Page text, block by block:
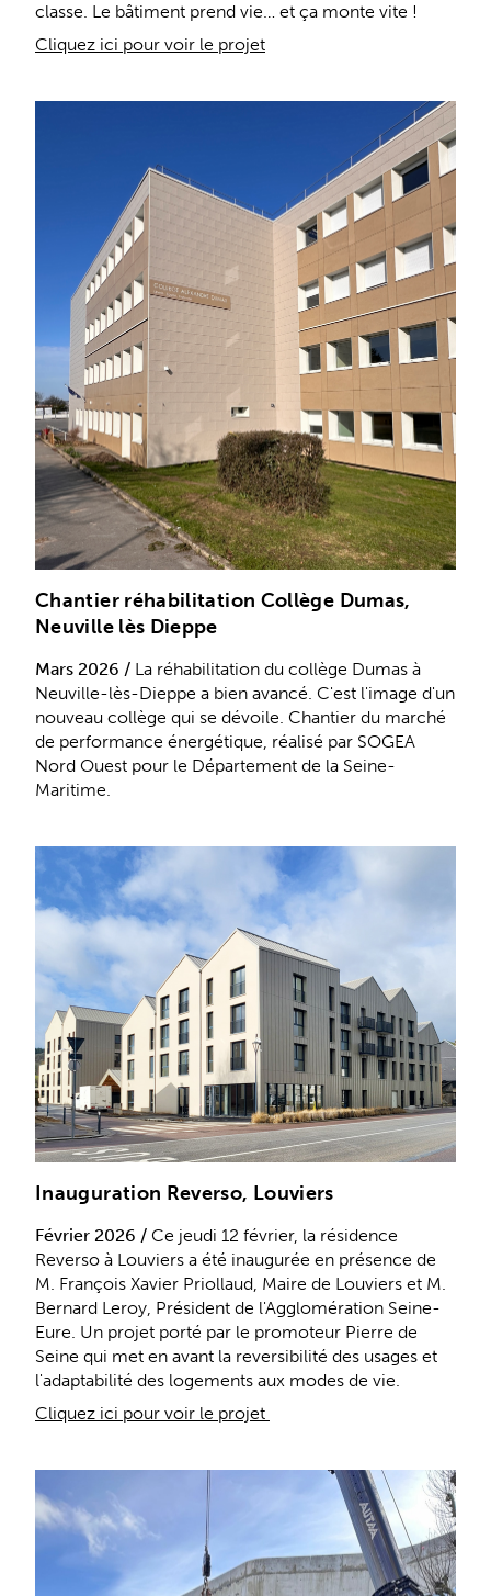
classe. Le bâtiment prend vie… et ça monte vite !
Cliquez ici pour voir le projet
Chantier réhabilitation Collège Dumas,
Neuville lès Dieppe
Mars 2026 / La réhabilitation du collège Dumas à
Neuville-lès-Dieppe a bien avancé. C'est l'image d'un
nouveau collège qui se dévoile. Chantier du marché
de performance énergétique, réalisé par SOGEA
Nord Ouest pour le Département de la Seine-
Maritime.
Inauguration Reverso, Louviers
Février 2026 / Ce jeudi 12 février, la résidence
Reverso à Louviers a été inaugurée en présence de
M. François Xavier Priollaud, Maire de Louviers et M.
Bernard Leroy, Président de l'Agglomération Seine-
Eure. Un projet porté par le promoteur Pierre de
Seine qui met en avant la reversibilité des usages et
l'adaptabilité des logements aux modes de vie.
Cliquez ici pour voir le projet